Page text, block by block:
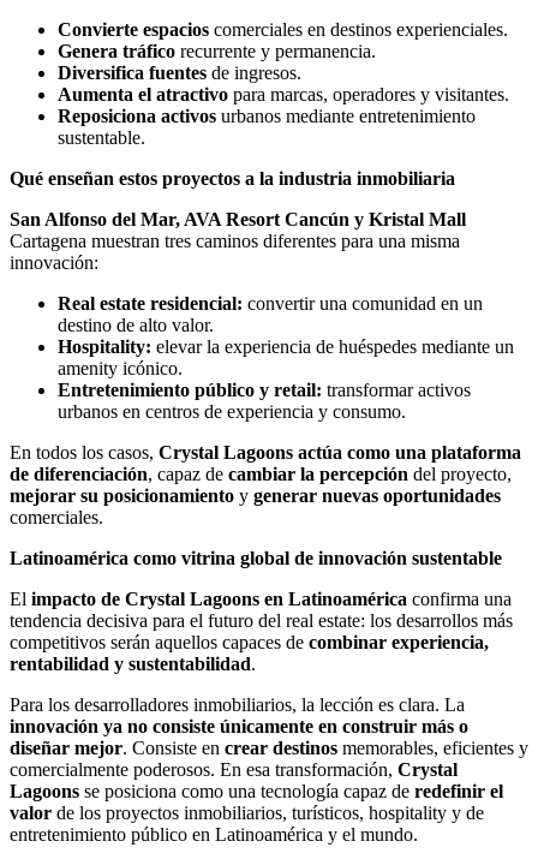
Convierte espacios comerciales en destinos experienciales.
Genera tráfico recurrente y permanencia.
Diversifica fuentes de ingresos.
Aumenta el atractivo para marcas, operadores y visitantes.
Reposiciona activos urbanos mediante entretenimiento
sustentable.
Qué enseñan estos proyectos a la industria inmobiliaria
San Alfonso del Mar, AVA Resort Cancún y Kristal Mall
Cartagena muestran tres caminos diferentes para una misma
innovación:
Real estate residencial: convertir una comunidad en un
destino de alto valor.
Hospitality: elevar la experiencia de huéspedes mediante un
amenity icónico.
Entretenimiento público y retail: transformar activos
urbanos en centros de experiencia y consumo.
En todos los casos, Crystal Lagoons actúa como una plataforma
de diferenciación, capaz de cambiar la percepción del proyecto,
mejorar su posicionamiento y generar nuevas oportunidades
comerciales.
Latinoamérica como vitrina global de innovación sustentable
El impacto de Crystal Lagoons en Latinoamérica confirma una
tendencia decisiva para el futuro del real estate: los desarrollos más
competitivos serán aquellos capaces de combinar experiencia,
rentabilidad y sustentabilidad.
Para los desarrolladores inmobiliarios, la lección es clara. La
innovación ya no consiste únicamente en construir más o
diseñar mejor. Consiste en crear destinos memorables, eficientes y
comercialmente poderosos. En esa transformación, Crystal
Lagoons se posiciona como una tecnología capaz de redefinir el
valor de los proyectos inmobiliarios, turísticos, hospitality y de
entretenimiento público en Latinoamérica y el mundo.